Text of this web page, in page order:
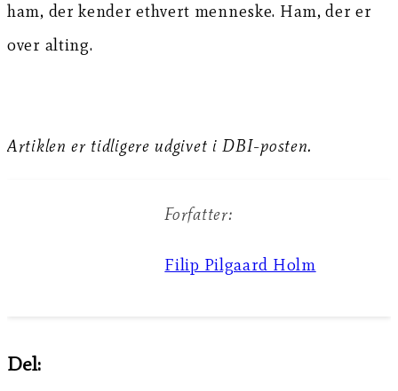
ham, der kender ethvert menneske. Ham, der er
over alting.
Artiklen er tidligere udgivet i DBI-posten.
Forfatter:
Filip Pilgaard Holm
Del: